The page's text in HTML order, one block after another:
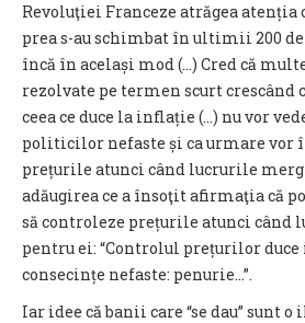
Revoluţiei Franceze atrăgea
prea s-au schimbat în ultimii 200
încă în același mod (...) Cred că
rezolvate pe termen scurt crescând
ceea ce duce la inflație (...) nu vor
politicilor nefaste și ca urmare vor
prețurile atunci când lucrurile merg
adăugirea ce a însoţit afirmaţia că
să controleze prețurile atunci când
pentru ei: “Controlul prețurilor
consecințe nefaste: penurie...”.
Iar idee că banii care “se dau” sunt